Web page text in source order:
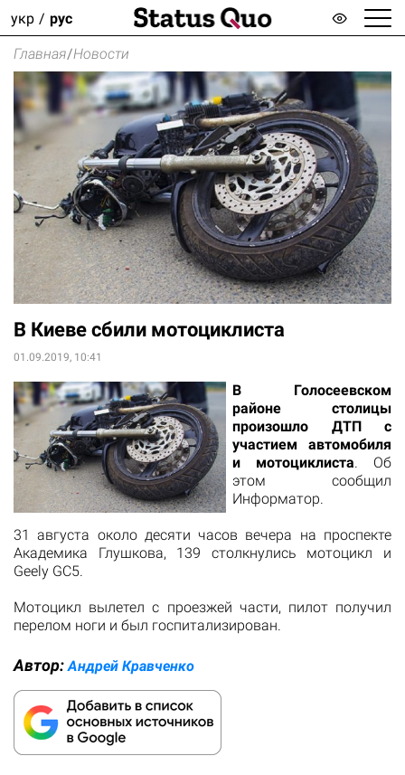
укр рус
Главная/Новости
В Киеве сбили мотоциклиста
01.09.2019, 10:41
В Голосеевском
районе столицы
произошло ДТП с
участием автомобиля
и мотоциклиста. Об
этом сообщил
Информатор.
31 августа около десяти часов вечера на проспекте
Академика Глушкова, 139 столкнулись мотоцикл и
Geely GC5.
Мотоцикл вылетел с проезжей части, пилот получил
перелом ноги и был госпитализирован.
Автор:Андрей Кравченко